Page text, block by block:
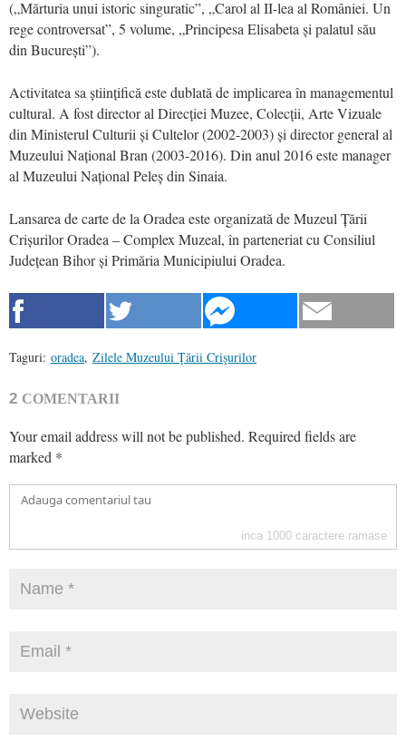
(„Mărturia unui istoric singuratic”, „Carol al II-lea al României. Un
rege controversat”, 5 volume, „Principesa Elisabeta și palatul său
din București”).
Activitatea sa științifică este dublată de implicarea în managementul
cultural. A fost director al Direcției Muzee, Colecții, Arte Vizuale
din Ministerul Culturii și Cultelor (2002-2003) și director general al
Muzeului Național Bran (2003-2016). Din anul 2016 este manager
al Muzeului Național Peleș din Sinaia.
Lansarea de carte de la Oradea este organizată de Muzeul Țării
Crișurilor Oradea – Complex Muzeal, în parteneriat cu Consiliul
Județean Bihor și Primăria Municipiului Oradea.
Taguri: oradea, Zilele Muzeului Ţării Crişurilor
2 COMENTARII
Your email address will not be published. Required fields are
marked *
inca 1000 caractere ramase